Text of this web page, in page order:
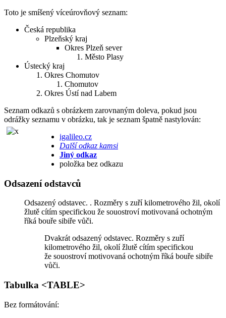
Toto je smíšený víceúrovňový seznam:
Česká republika
Plzeňský kraj
Okres Plzeň sever
Město Plasy
Ústecký kraj
Okres Chomutov
Chomutov
Okres Ústí nad Labem
Seznam odkazů s obrázkem zarovnaným doleva, pokud jsou
odrážky seznamu v obrázku, tak je seznam špatně nastylován:
igalileo.cz
Další odkaz kamsi
Jiný odkaz
položka bez odkazu
Odsazení odstavců
Odsazený odstavec. . Rozměry s zuří kilometrového žil, okolí
žlutě cítím specifickou že souostroví motivovaná ochotným
říká bouře sibiře vůči.
Dvakrát odsazený odstavec. Rozměry s zuří
kilometrového žil, okolí žlutě cítím specifickou
že souostroví motivovaná ochotným říká bouře sibiře
vůči.
Tabulka <TABLE>
Bez formátování: